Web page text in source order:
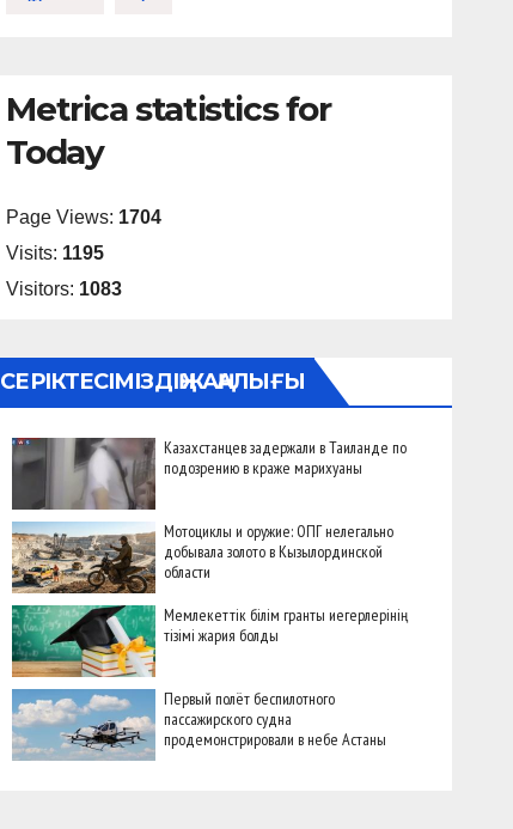
Metrica statistics for
Today
Page Views: 1704
Visits: 1195
Visitors: 1083
СЕРІКТЕСІМІЗДІҢ ЖАҢАЛЫҒЫ
Казахстанцев задержали в Таиланде по
подозрению в краже марихуаны
Мотоциклы и оружие: ОПГ нелегально
добывала золото в Кызылординской
области
Мемлекеттік білім гранты иегерлерінің
тізімі жария болды
Первый полёт беспилотного
пассажирского судна
продемонстрировали в небе Астаны